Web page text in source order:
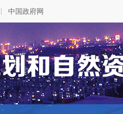
中国政府网